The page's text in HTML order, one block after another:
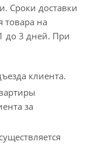
Сроки доставки
товара на
до 3 дней. При
клиента.
за